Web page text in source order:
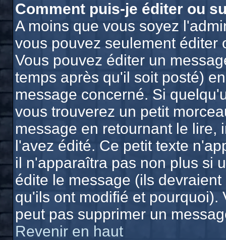
Comment puis-je éditer ou
A moins que vous soyez
vous pouvez seulement éditer
Vous pouvez éditer un
temps après qu'il soit posté)
message concerné. Si
vous trouverez un petit
message en retournant le lire,
l'avez édité. Ce petit texte
il n'apparaîtra pas non plus si
édite le message (ils
qu'ils ont modifié et
peut pas supprimer un
Revenir en haut